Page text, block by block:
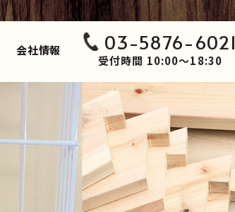
会社情報 03-5876-6021
受付時間 10:00～18:30